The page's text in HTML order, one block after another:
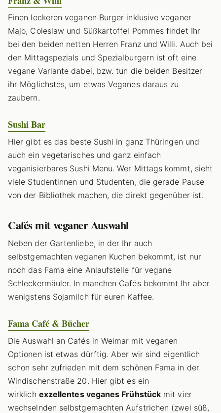
Einen leckeren veganen Burger inklusive veganer
Majo, Coleslaw und Süßkartoffel Pommes findet Ihr
bei den beiden netten Herren Franz und Willi. Auch bei
den Mittagspezials und Spezialburgern ist oft eine
vegane Variante dabei, bzw. tun die beiden Besitzer
ihr Möglichstes, um etwas Veganes daraus zu
zaubern.
Sushi Bar
Hier gibt es das beste Sushi in ganz Thüringen und
auch ein vegetarisches und ganz einfach
veganisierbares Sushi Menu. Wer Mittags kommt, sieht
viele Studentinnen und Studenten, die gerade Pause
von der Bibliothek machen, die direkt gegenüber ist.
Cafés mit veganer Auswahl
Neben der Gartenliebe, in der Ihr auch
selbstgemachten veganen Kuchen bekommt, ist nur
noch das Fama eine Anlaufstelle für vegane
Schleckermäuler. In manchen Cafés bekommt Ihr aber
wenigstens Sojamilch für euren Kaffee.
Fama Café & Bücher
Die Auswahl an Cafés in Weimar mit veganen
Optionen ist etwas dürftig. Aber wir sind eigentlich
schon sehr zufrieden mit dem schönen Fama in der
Windischenstraße 20. Hier gibt es ein
wirklich exzellentes veganes Frühstück mit vier
wechselnden selbstgemachten Aufstrichen (zwei süß,